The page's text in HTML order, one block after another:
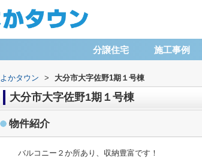
分譲住宅 施工事例
よかタウン > 大分市大字佐野1期１号棟
大分市大字佐野1期１号棟
物件紹介
バルコニー２か所あり、収納豊富です！